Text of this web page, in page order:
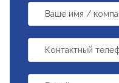
Ваше имя /
Контактный